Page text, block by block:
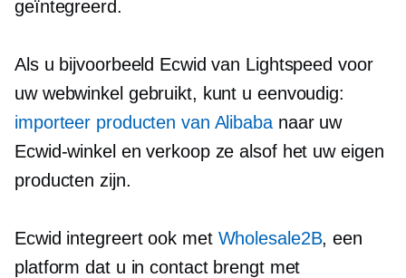
geïntegreerd.
Als u bijvoorbeeld Ecwid van Lightspeed voor
uw webwinkel gebruikt, kunt u eenvoudig:
importeer producten van Alibabanaar uw
Ecwid-winkel en verkoop ze alsof het uw eigen
producten zijn.
Ecwid integreert ook met Wholesale2B, een
platform dat u in contact brengt met